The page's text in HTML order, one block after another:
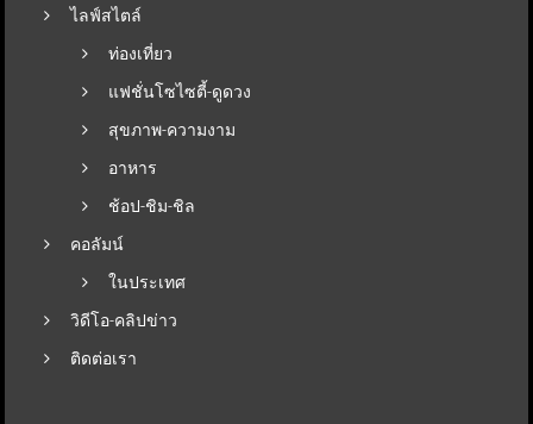
ไลฟ์สไตล์
ท่องเที่ยว
แฟชั่นโซไซตี้-ดูดวง
สุขภาพ-ความงาม
อาหาร
ช้อป-ชิม-ชิล
คอลัมน์
ในประเทศ
วิดีโอ-คลิปข่าว
ติดต่อเรา